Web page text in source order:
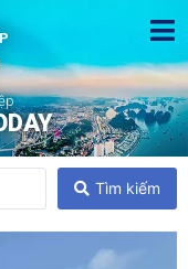
Tìm kiếm